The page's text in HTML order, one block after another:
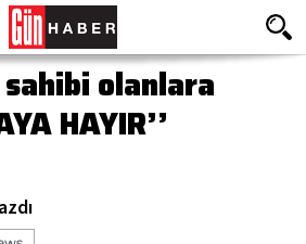
olanlara
HAYIR’’